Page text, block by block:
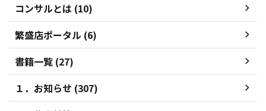
コンサルとは (10)
繁盛店ポータル (6)
書籍一覧 (27)
１．お知らせ (307)